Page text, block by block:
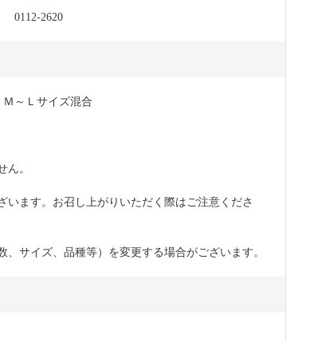
0112-2620
～Ｌサイズ混合
ん。
ます。お召し上がりいただく際はご注意くださ
サイズ、品種等）を変更する場合がございます。